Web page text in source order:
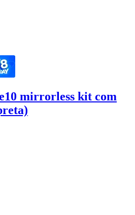
mirrorless kit com